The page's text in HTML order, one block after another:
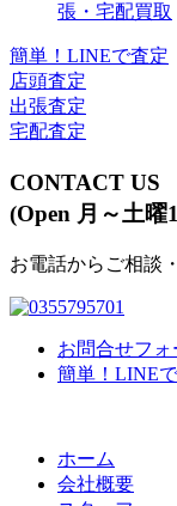
張・宅配買取
簡単！LINEで査定
店頭査定
出張査定
宅配査定
CONTACT US
(Open 月～土曜
お電話からご相談
お問合せフォ
簡単！LINE
ホーム
会社概要